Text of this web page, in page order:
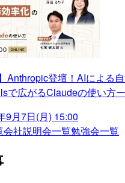
Anthropic登壇！AIによる
で広がるClaudeの使い方ー
9月7日(月) 15:00
会社説明会一覧勉強会一覧